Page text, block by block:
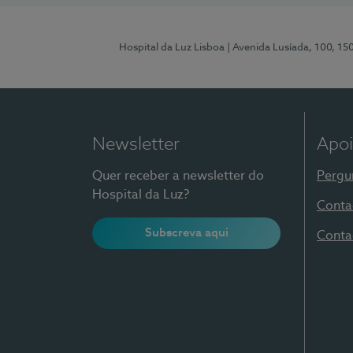
Hospital da Luz Lisboa | Avenida Lusíada, 100,
Newsletter
Quer receber a newsletter do
Hospital da Luz?
Subscreva aqui